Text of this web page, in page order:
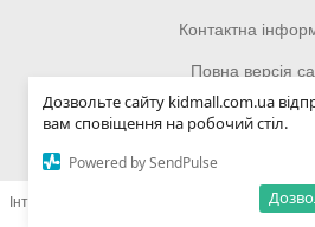
Дозвольте сайту kidmall.com.ua
вам сповіщення на робочий стіл.
Powered by SendPulse
Контактна
Повна версія
© 2014—2026 Інтернет-магазин
Інтернет-магазин створений з Хорошоп